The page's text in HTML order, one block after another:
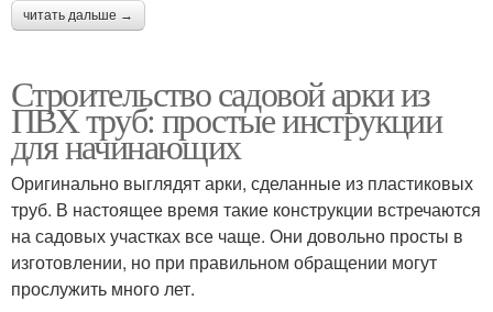
читать дальше →
Строительство садовой арки из
ПВХ труб: простые инструкции
для начинающих
Оригинально выглядят арки, сделанные из пластиковых
труб. В настоящее время такие конструкции встречаются
на садовых участках все чаще. Они довольно просты в
изготовлении, но при правильном обращении могут
прослужить много лет.